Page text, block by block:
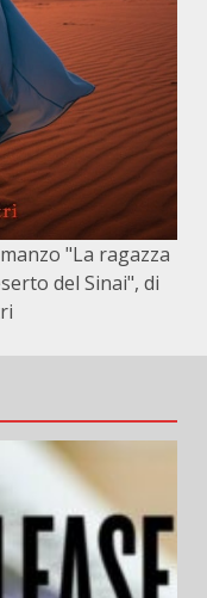
"La ragazza
del Sinai", di